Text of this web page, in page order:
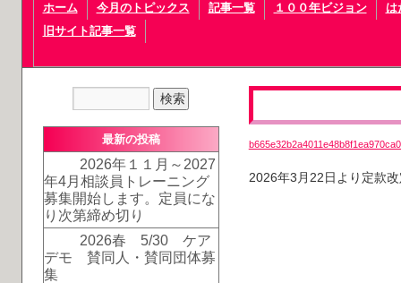
ホーム 今月のトピックス 記事一覧 １００年ビジョン
は
旧サイト記事一覧
2026年3月22日より定款
最新の投稿
2026年１１月～2027
年4月相談員トレーニング
募集開始します。定員にな
り次第締め切り
2026春 5/30 ケア
デモ 賛同人・賛同団体募
集